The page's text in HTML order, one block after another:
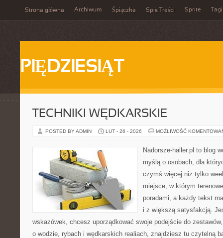
Strona główna Archiwum Śpiączka Spis Treści Sprite Tagi
PIĘDZIESIĄT
TECHNIKI WĘDKARSKIE
POSTED BY ADMIN LUT - 26 - 2026 MOŻLIWOŚĆ
Nadorsze-haller.pl to blog
myślą o osobach, dla
czymś więcej niż tylko
miejsce, w którym
poradami, a każdy tekst
i z większą satysfakcją.
wskazówek, chcesz uporządkować swoje podejście do
o wodzie, rybach i wędkarskich realiach, znajdziesz tu czytelną